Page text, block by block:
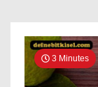
3 Minutes